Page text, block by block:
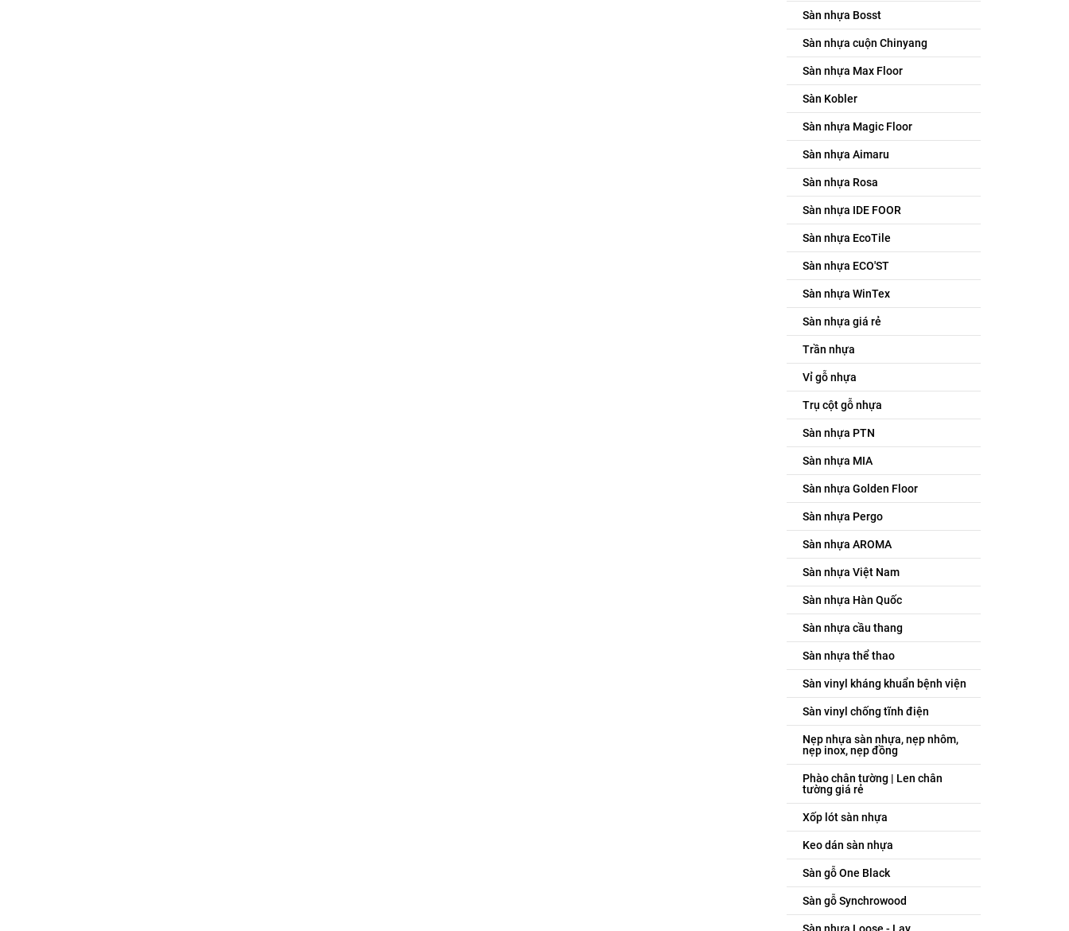
Sàn nhựa Bosst
Sàn nhựa cuộn Chinyang
Sàn nhựa Max Floor
Sàn Kobler
Sàn nhựa Magic Floor
Sàn nhựa Aimaru
Sàn nhựa Rosa
Sàn nhựa IDE FOOR
Sàn nhựa EcoTile
Sàn nhựa ECO'ST
Sàn nhựa WinTex
Sàn nhựa giá rẻ
Trần nhựa
Vỉ gỗ nhựa
Trụ cột gỗ nhựa
Sàn nhựa PTN
Sàn nhựa MIA
Sàn nhựa Golden Floor
Sàn nhựa Pergo
Sàn nhựa AROMA
Sàn nhựa Việt Nam
Sàn nhựa Hàn Quốc
Sàn nhựa cầu thang
Sàn nhựa thể thao
Sàn vinyl kháng khuẩn bệnh viện
Sàn vinyl chống tĩnh điện
Nẹp nhựa sàn nhựa, nẹp nhôm,
nẹp inox, nẹp đồng
Phào chân tường | Len chân
tường giá rẻ
Xốp lót sàn nhựa
Keo dán sàn nhựa
Sàn gỗ One Black
Sàn gỗ Synchrowood